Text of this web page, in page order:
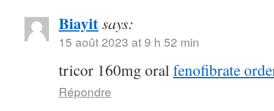
Biayitsays:
15 août 2023 at 9 h 52 min
tricor 160mg oralfenofibrate
Répondre